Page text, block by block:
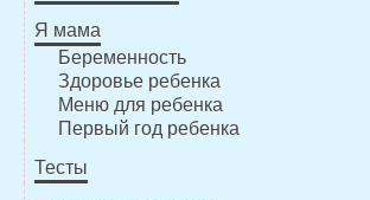
Я мама
Беременность
Здоровье ребенка
Меню для ребенка
Первый год ребенка
Тесты